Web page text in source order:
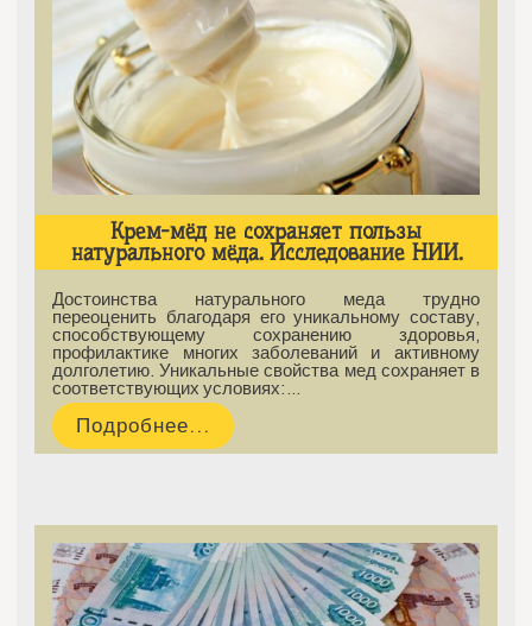
Крем-мёд не сохраняет пользы
натурального мёда. Исследование НИИ.
Достоинства натурального меда трудно
переоценить благодаря его уникальному составу,
способствующему сохранению здоровья,
профилактике многих заболеваний и активному
долголетию. Уникальные свойства мед сохраняет в
соответствующих условиях:…
Подробнее...